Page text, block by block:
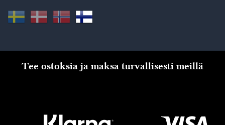
Tee ostoksia ja maksa turvallisesti meillä